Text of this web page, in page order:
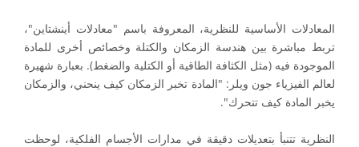
المعادلات الأساسية للنظرية، المعروفة باسم "معادلات أينشتاين"،
تربط مباشرة بين هندسة الزمكان والكتلة وخصائص أخرى للمادة
الموجودة فيه (مثل الكثافة الطاقية أو الكتلية والضغط). بعبارة شهيرة
لعالم الفيزياء جون ويلر: "المادة تخبر الزمكان كيف ينحني، والزمكان
يخبر المادة كيف تتحرك".
النظرية تتنبأ بتعديلات دقيقة في مدارات الأجسام الفلكية، لوحظت